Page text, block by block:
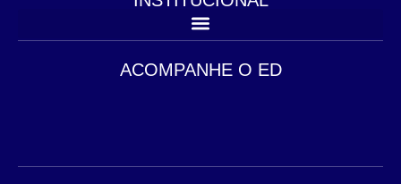
ACOMPANHE O ED